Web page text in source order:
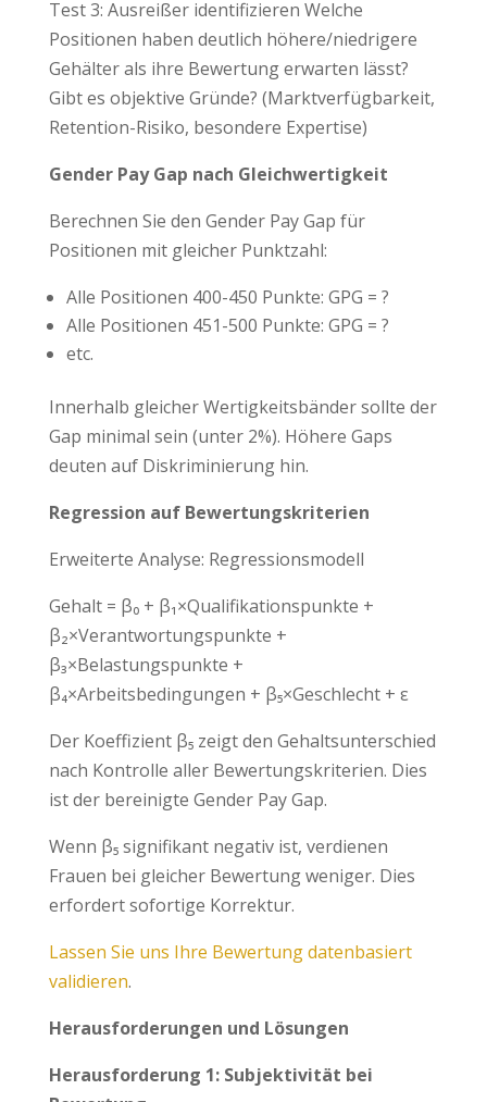
Test 3: Ausreißer identifizieren Welche
Positionen haben deutlich höhere/niedrigere
Gehälter als ihre Bewertung erwarten lässt?
Gibt es objektive Gründe? (Marktverfügbarkeit,
Retention-Risiko, besondere Expertise)
Gender Pay Gap nach Gleichwertigkeit
Berechnen Sie den Gender Pay Gap für
Positionen mit gleicher Punktzahl:
Alle Positionen 400-450 Punkte: GPG = ?
Alle Positionen 451-500 Punkte: GPG = ?
etc.
Innerhalb gleicher Wertigkeitsbänder sollte der
Gap minimal sein (unter 2%). Höhere Gaps
deuten auf Diskriminierung hin.
Regression auf Bewertungskriterien
Erweiterte Analyse: Regressionsmodell
Gehalt = β₀ + β₁×Qualifikationspunkte +
β₂×Verantwortungspunkte +
β₃×Belastungspunkte +
β₄×Arbeitsbedingungen + β₅×Geschlecht + ε
Der Koeffizient β₅ zeigt den Gehaltsunterschied
nach Kontrolle aller Bewertungskriterien. Dies
ist der bereinigte Gender Pay Gap.
Wenn β₅ signifikant negativ ist, verdienen
Frauen bei gleicher Bewertung weniger. Dies
erfordert sofortige Korrektur.
Lassen Sie uns Ihre Bewertung datenbasiert
validieren.
Herausforderungen und Lösungen
Herausforderung 1: Subjektivität bei